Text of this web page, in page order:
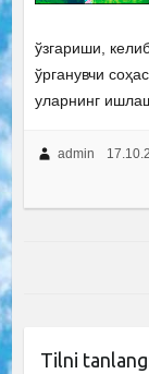
ўзгариши,
ўрганувчи
уларнинг
admin
Tilni